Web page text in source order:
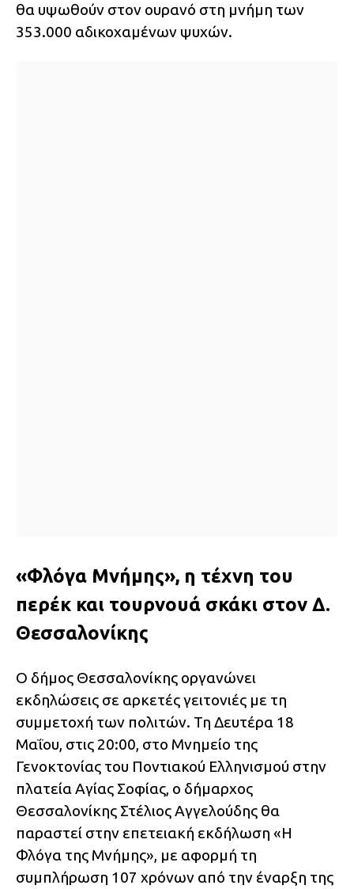
θα υψωθούν στον ουρανό στη μνήμη των
353.000 αδικοχαμένων ψυχών.
«Φλόγα Μνήμης», η τέχνη του
περέκ και τουρνουά σκάκι στον Δ.
Θεσσαλονίκης
Ο δήμος Θεσσαλονίκης οργανώνει
εκδηλώσεις σε αρκετές γειτονιές με τη
συμμετοχή των πολιτών. Τη Δευτέρα 18
Μαΐου, στις 20:00, στο Μνημείο της
Γενοκτονίας του Ποντιακού Ελληνισμού στην
πλατεία Αγίας Σοφίας, ο δήμαρχος
Θεσσαλονίκης Στέλιος Αγγελούδης θα
παραστεί στην επετειακή εκδήλωση «Η
Φλόγα της Μνήμης», με αφορμή τη
συμπλήρωση 107 χρόνων από την έναρξη της